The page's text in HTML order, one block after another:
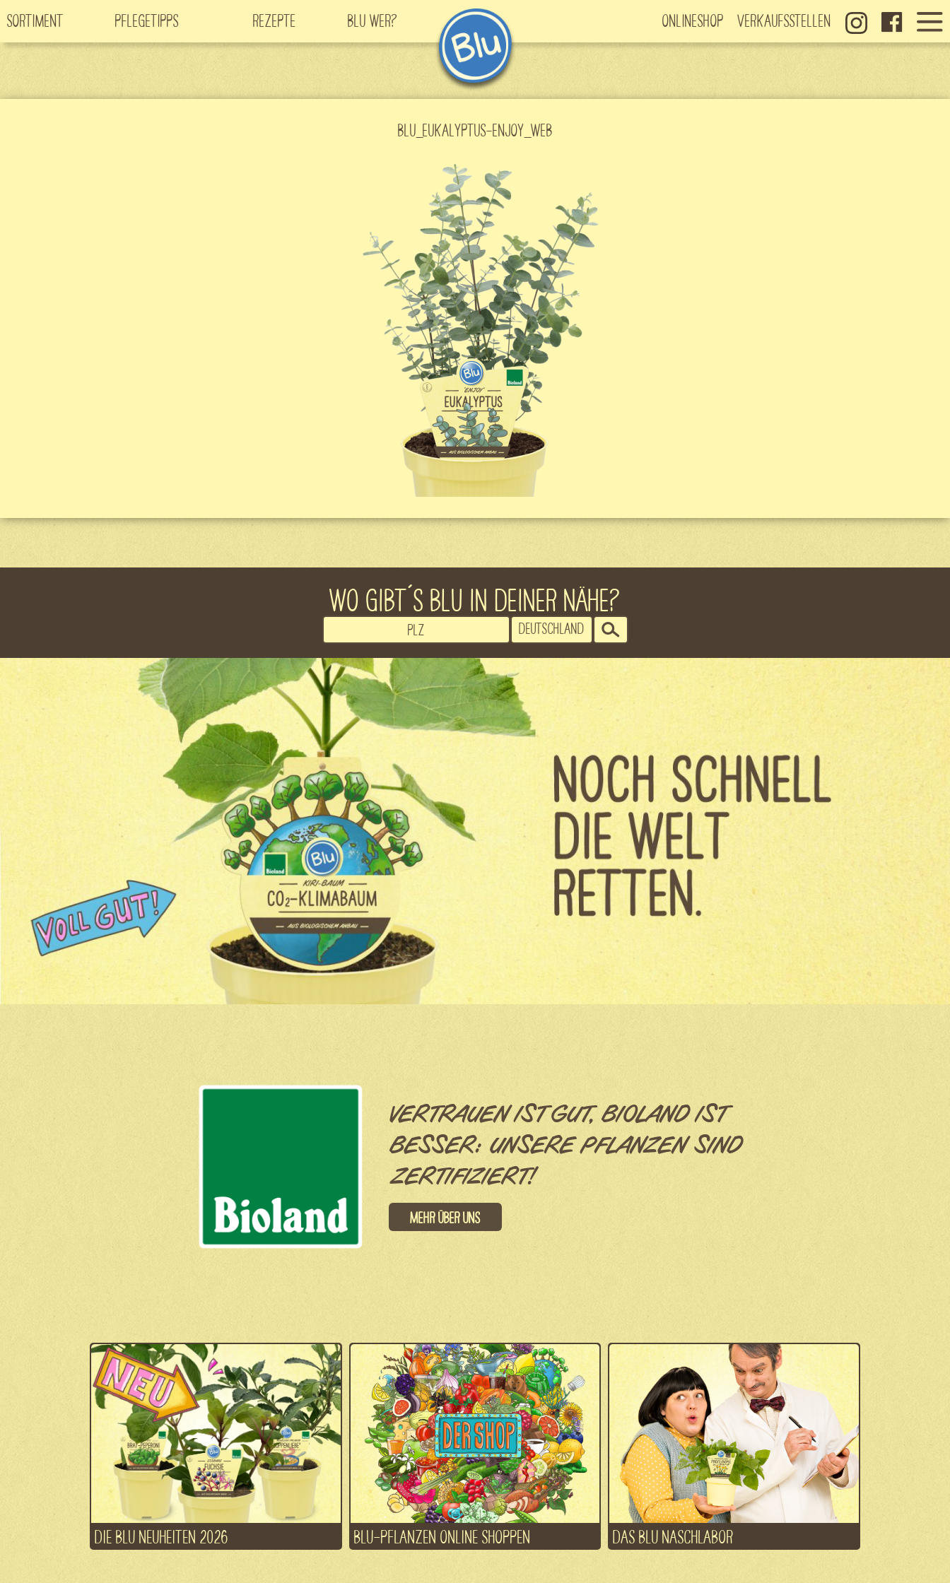
Sortiment
Neuheiten
Pflegetipps
CO -Klimabaum
Rezepte
Filme
Blu Wer? Onlineshop Verkaufsstellen
BLU_EUKALYPTUS-ENJOY_WEB
WO GIBT´S BLU IN DEINER NÄHE?
VERTRAUEN IST GUT, BIOLAND IST
BESSER: UNSERE PFLANZEN SIND
ZERTIFIZIERT!
Mehr über uns
DIE BLU NEUHEITEN 2026 BLU-PFLANZEN ONLINE SHOPPEN DAS BLU NASCHLABOR